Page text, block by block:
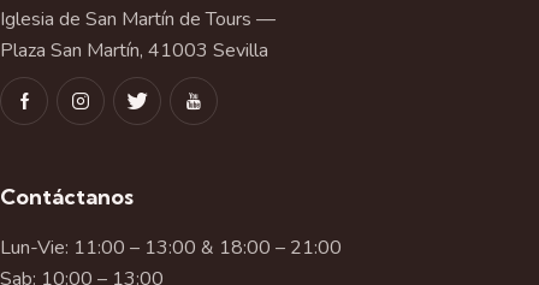
Iglesia de San Martín de Tours —
Plaza San Martín, 41003 Sevilla
Contáctanos
Lun-Vie: 11:00 – 13:00 & 18:00 – 21:00
Sab: 10:00 – 13:00